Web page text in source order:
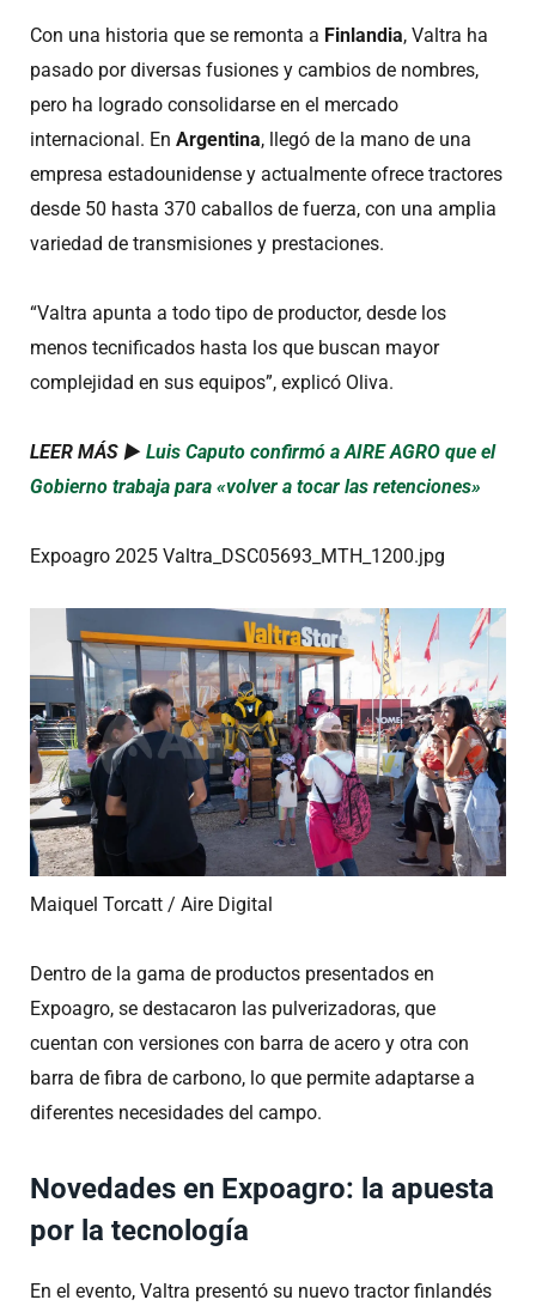
Con una historia que se remonta a Finlandia, Valtra ha
pasado por diversas fusiones y cambios de nombres,
pero ha logrado consolidarse en el mercado
internacional. En Argentina, llegó de la mano de una
empresa estadounidense y actualmente ofrece tractores
desde 50 hasta 370 caballos de fuerza, con una amplia
variedad de transmisiones y prestaciones.
“Valtra apunta a todo tipo de productor, desde los
menos tecnificados hasta los que buscan mayor
complejidad en sus equipos”, explicó Oliva.
LEER MÁS ► Luis Caputo confirmó a AIRE AGRO que el
Gobierno trabaja para «volver a tocar las retenciones»
Expoagro 2025 Valtra_DSC05693_MTH_1200.jpg
Maiquel Torcatt / Aire Digital
Dentro de la gama de productos presentados en
Expoagro, se destacaron las pulverizadoras, que
cuentan con versiones con barra de acero y otra con
barra de fibra de carbono, lo que permite adaptarse a
diferentes necesidades del campo.
Novedades en Expoagro: la apuesta
por la tecnología
En el evento, Valtra presentó su nuevo tractor finlandés